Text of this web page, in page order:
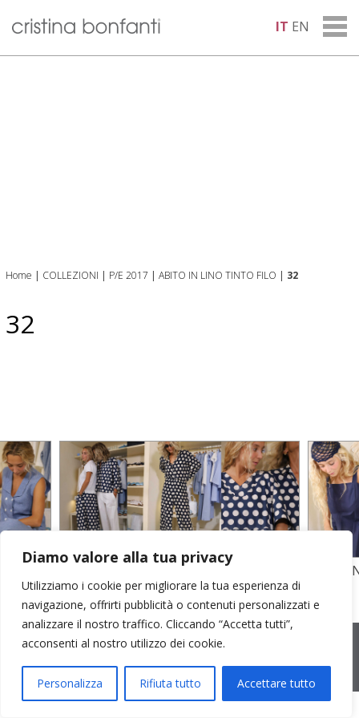
Diamo valore alla tua privacy
Utilizziamo i cookie per migliorare la tua esperienza di
navigazione, offrirti pubblicità o contenuti personalizzati e
analizzare il nostro traffico. Cliccando “Accetta tutti”,
acconsenti al nostro utilizzo dei cookie.
Personalizza Rifiuta tutto Accettare tutto
IT EN
Home | COLLEZIONI | P/E 2017 | ABITO IN LINO TINTO FILO | 32
32
STAMPA SU CREPE SETA E POPELINE
COTONE
| sede operativa: Via Emilia 8, 20881
Bernareggio MB | sede legale: via Duca degli Abruzzi 7/A, 20871
Vimercate MB | r.e.a.: MB-2559099 | C.F / P.IVA IT10810090968 |
PEC cristinabonfanti@open.legalmail.it|credits